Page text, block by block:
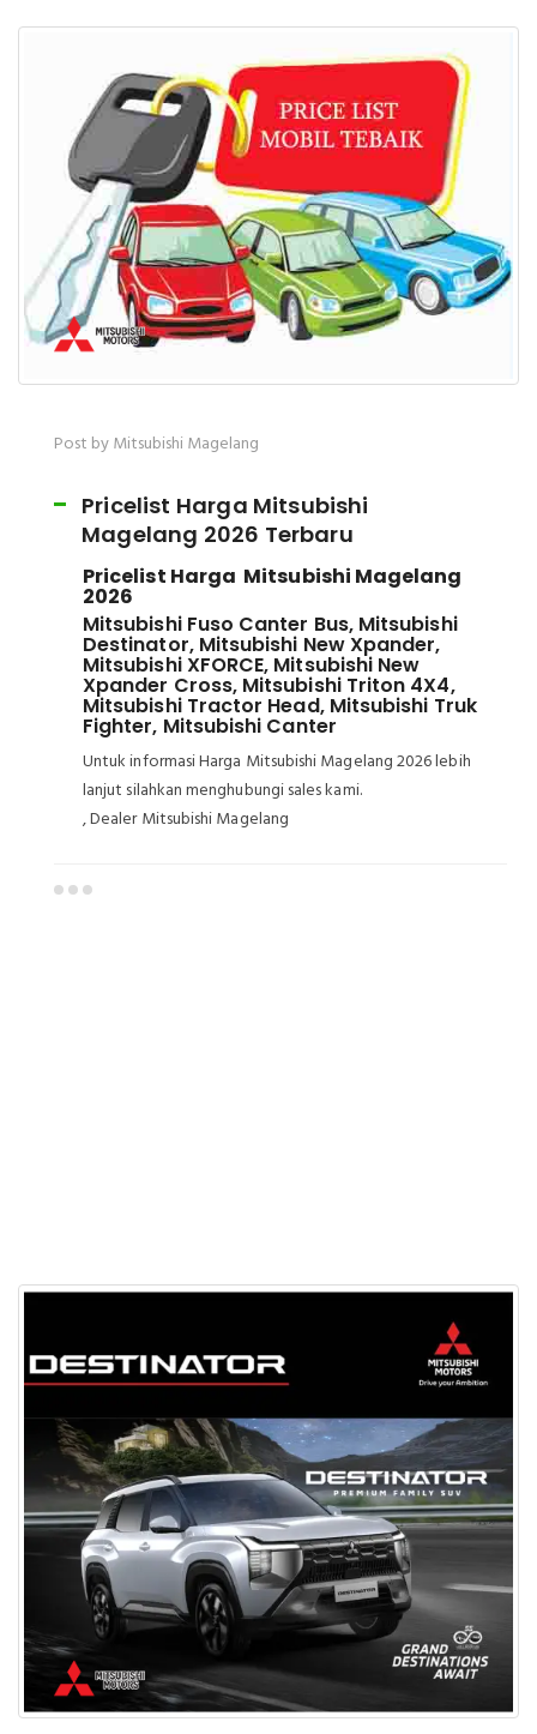
Post by Mitsubishi Magelang
Pricelist Harga Mitsubishi
Magelang 2026 Terbaru
Pricelist Harga Mitsubishi Magelang
2026
Mitsubishi Fuso Canter Bus, Mitsubishi
Destinator, Mitsubishi New Xpander,
Mitsubishi XFORCE, Mitsubishi New
Xpander Cross, Mitsubishi Triton 4X4,
Mitsubishi Tractor Head, Mitsubishi Truk
Fighter, Mitsubishi Canter
Untuk informasi Harga Mitsubishi Magelang 2026 lebih
lanjut silahkan menghubungi sales kami.
, Dealer Mitsubishi Magelang